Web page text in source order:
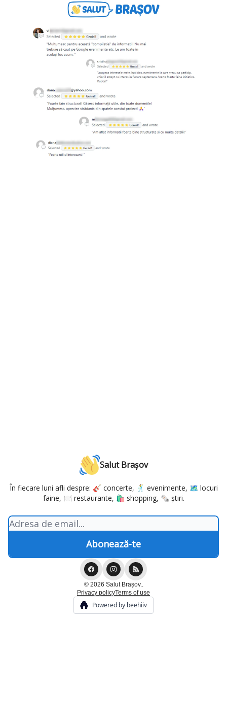
Salut Brașov
În fiecare luni afli despre: 🎸 concerte, 🕺 evenimente, 🗺️ locuri
faine, 🍽️ restaurante, 🛍️ shopping, 🗞️ știri.
© 2026 Salut Brașov..
Privacy policyTerms of use
Powered by beehiiv